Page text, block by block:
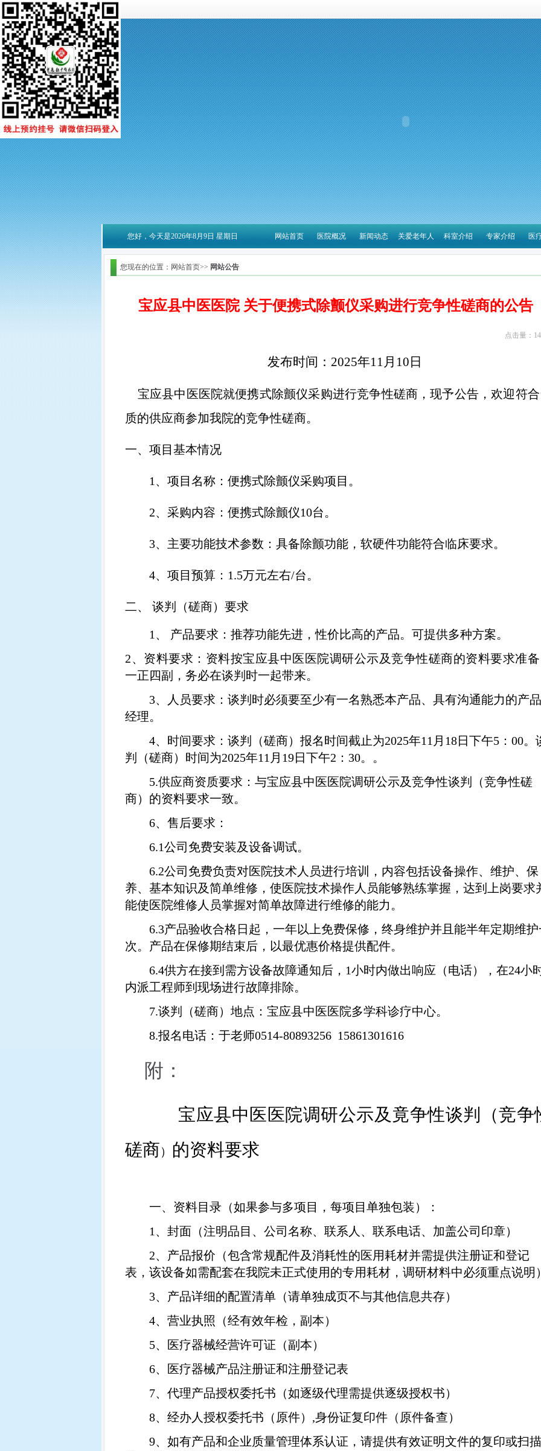
您好，今天是2026年8月9日 星期日 医
专家介绍
科室介绍
关爱老年人
新闻动态
医院概况
网站首页
您现在的位置：网站首页>> 网站公告
宝应县中医医院 关于便携式除颤仪采购进行竞争性磋商的公告
点击量：
发布时间： 2025年11月 10 日
宝应县中医医院就便携式除颤仪采购进行竞争性磋商，现予公告，欢迎符
质的供应商参加我院的竞争性磋商。
一、项目基本情况
1、 项目名称：便携式除颤仪采购项目。
2、 采购内容：便携式除颤仪10台。
3、 主要功能技术参数：具备除颤功能，软硬件功能符合临床要求。
4、 项目预算： 1.5万元左右/台。
二、 谈判（磋商）要求
1 、 产品要求：推荐功能先进，性价比高的产品。可提供多种方案。
2、资料要求：资料按宝应县中医医院调研公示及竞争性磋商的资料要求准
一正四副，务必在谈判时一起带来。
3、人员要求：谈判时必须要至少有一名熟悉本产品、具有沟通能力的产品
经理。
4、时间要求：谈判（磋商）报名时间截止为2025年11 月 18日下午5 ： 00。
判（磋商）时间为2025年11 月 19日下午2 ： 30。。
5.供应商资质要求：与宝应县中医医院调研公示及竞争性谈判（竞争性磋
商）的资料要求一致。
6、售后要求：
6.1公司免费安装及设备调试。
6.2公司免费负责对医院技术人员进行培训，内容包括设备操作、维护、保
养、基本知识及简单维修，使医院技术操作人员能够熟练掌握，达到上岗要求
能使医院维修人员掌握对简单故障进行维修的能力。
6.3产品验收合格日起，一年以上免费保修，终身维护并且能半年定期维护
次。产品在保修期结束后，以最优惠价格提供配件。
6.4供方在接到需方设备故障通知后， 1小时内做出响应（电话），在24小
内派工程师到现场进行故障排除。
7.谈判（磋商）地点：宝应县中医医院多学科诊疗中心。
8.报名电话：于老师0514-80893256 15861301616
附：
宝应县中医医院调研公示及竟争性谈判（竞争
磋商） 的资料要求
一、资料目录（如果参与多项目，每项目单独包装）：
1 、封面（注明品目、公司名称、联系人、联系电话、加盖公司印章）
2、产品报价（包含常规配件及消耗性的医用耗材并需提供注册证和登记
表，该设备如需配套在我院未正式使用的专用耗材，调研材料中必须重点说明
3、产品详细的配置清单（请单独成页不与其他信息共存）
4、营业执照（经有效年检，副本）
5、医疗器械经营许可证（副本）
6、医疗器械产品注册证和注册登记表
7、代理产品授权委托书（如逐级代理需提供逐级授权书）
8、经办人授权委托书（原件） ,身份证复印件（原件备查）
9、如有产品和企业质量管理体系认证，请提供有效证明文件的复印或扫描